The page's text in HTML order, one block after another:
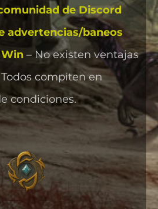
de Discord
advertencias/baneos
– No existen ventajas
compiten en
condiciones.